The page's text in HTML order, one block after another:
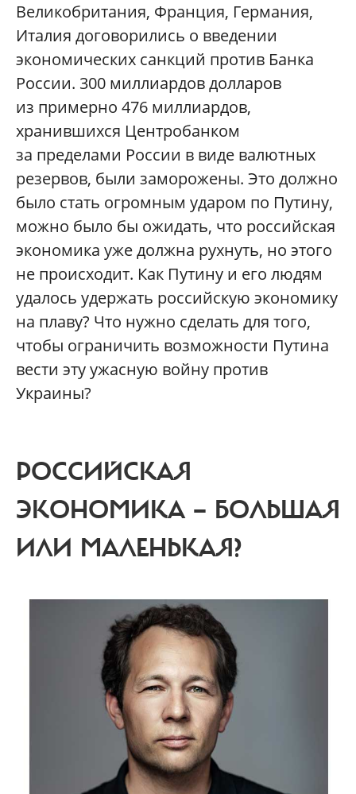
Великобритания, Франция, Германия,
Италия договорились о введении
экономических санкций против Банка
России. 300 миллиардов долларов
из примерно 476 миллиардов,
хранившихся Центробанком
за пределами России в виде валютных
резервов, были заморожены. Это должно
было стать огромным ударом по Путину,
можно было бы ожидать, что российская
экономика уже должна рухнуть, но этого
не происходит. Как Путину и его людям
удалось удержать российскую экономику
на плаву? Что нужно сделать для того,
чтобы ограничить возможности Путина
вести эту ужасную войну против
Украины?
РОССИЙСКАЯ
ЭКОНОМИКА — БОЛЬШАЯ
ИЛИ МАЛЕНЬКАЯ?